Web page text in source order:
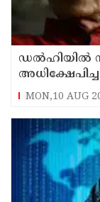
ഡൽഹിയിൽ
സമ്മതിച്ചു
MON,10 AUG